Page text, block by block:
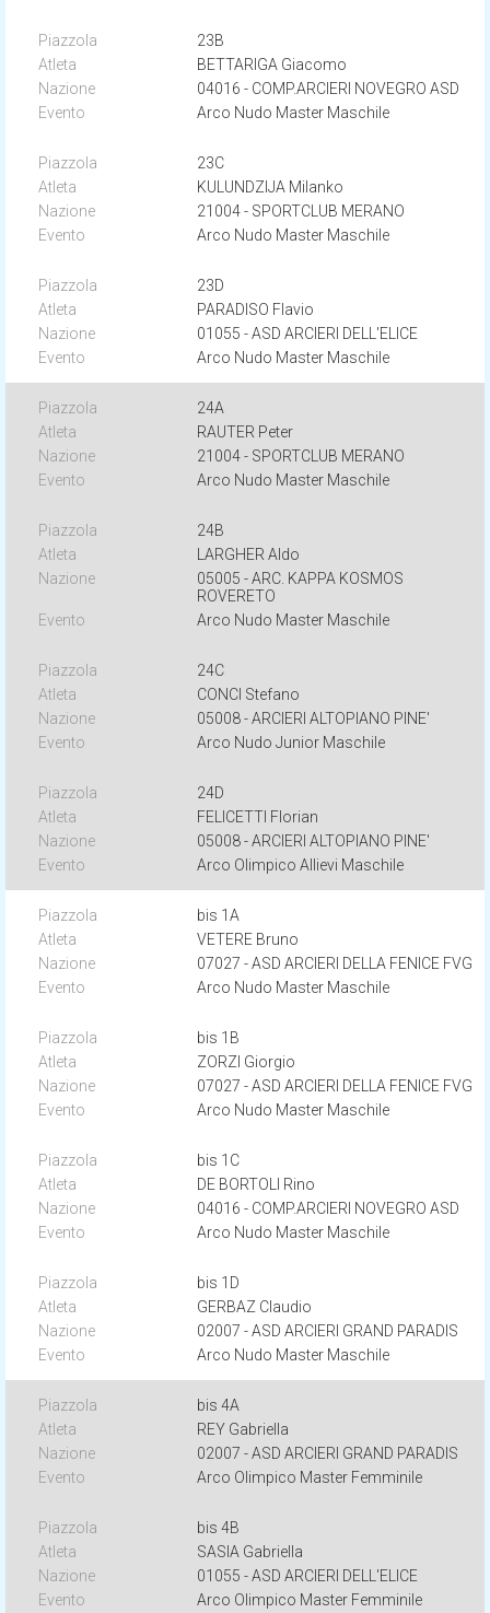
23B
BETTARIGA Giacomo
04016 - COMP.ARCIERI NOVEGRO ASD
Arco Nudo Master Maschile
23C
KULUNDZIJA Milanko
21004 - SPORTCLUB MERANO
Arco Nudo Master Maschile
23D
PARADISO Flavio
01055 - ASD ARCIERI DELL'ELICE
Arco Nudo Master Maschile
24A
RAUTER Peter
21004 - SPORTCLUB MERANO
Arco Nudo Master Maschile
24B
LARGHER Aldo
05005 - ARC. KAPPA KOSMOS
ROVERETO
Arco Nudo Master Maschile
24C
CONCI Stefano
05008 - ARCIERI ALTOPIANO PINE'
Arco Nudo Junior Maschile
24D
FELICETTI Florian
05008 - ARCIERI ALTOPIANO PINE'
Arco Olimpico Allievi Maschile
bis 1A
VETERE Bruno
07027 - ASD ARCIERI DELLA FENICE FVG
Arco Nudo Master Maschile
bis 1B
ZORZI Giorgio
07027 - ASD ARCIERI DELLA FENICE FVG
Arco Nudo Master Maschile
bis 1C
DE BORTOLI Rino
04016 - COMP.ARCIERI NOVEGRO ASD
Arco Nudo Master Maschile
bis 1D
GERBAZ Claudio
02007 - ASD ARCIERI GRAND PARADIS
Arco Nudo Master Maschile
bis 4A
REY Gabriella
02007 - ASD ARCIERI GRAND PARADIS
Arco Olimpico Master Femminile
bis 4B
SASIA Gabriella
01055 - ASD ARCIERI DELL'ELICE
Arco Olimpico Master Femminile